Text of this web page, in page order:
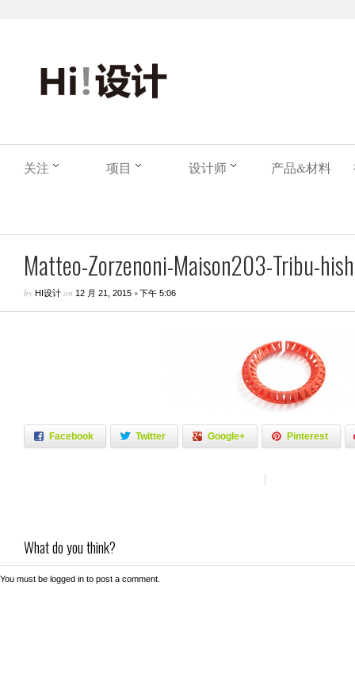
关注 项目 设计师 产品&材料
Matteo-Zorzenoni-Maison203-Tribu-
by HI设计 on 12 月 21, 2015 •下午 5:06
Facebook Twitter Google+ Pinterest
What do you think?
You must be logged in to post a comment.